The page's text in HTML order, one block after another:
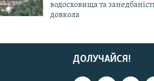
водосховища та
довкола
ДОЛУЧАЙСЯ!